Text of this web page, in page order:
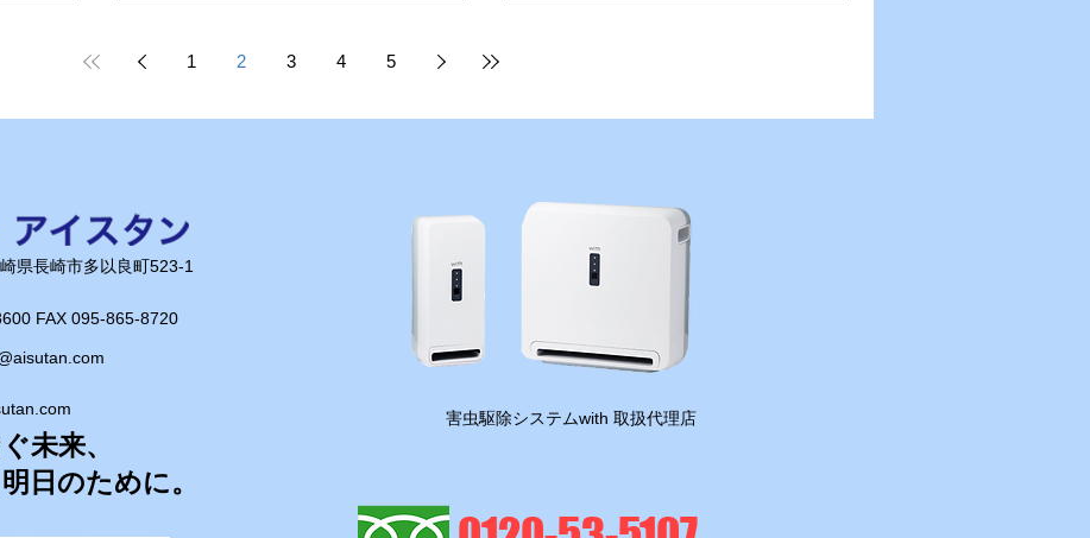
ありますね！ 仕事の合間のちょっとした寄
す！
が誇る絶景スポット。自然の力を存分に感
折々の景色を楽しんでみたいと思います。
1 2 3 4 5
県長崎市多以良町523-1
FAX 095-865-8720​
未来、
日のために。
​害虫駆除システムwith 取扱代理店